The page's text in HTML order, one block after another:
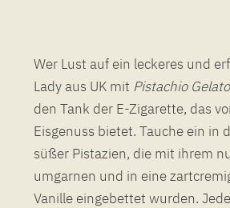
Wer Lust auf ein leckeres und
Lady aus UK mit Pistachio Gelato
den Tank der E-Zigarette, das
Eisgenuss bietet. Tauche ein in
süßer Pistazien, die mit ihrem
umgarnen und in eine
Vanille eingebettet wurden.
untermalt das Dampferlebnis